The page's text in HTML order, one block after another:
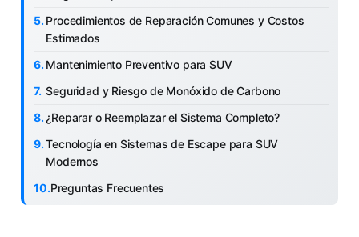
Procedimientos de Reparación Comunes y Costos
Estimados
Mantenimiento Preventivo para SUV
Seguridad y Riesgo de Monóxido de Carbono
¿Reparar o Reemplazar el Sistema Completo?
Tecnología en Sistemas de Escape para SUV
Modernos
Preguntas Frecuentes